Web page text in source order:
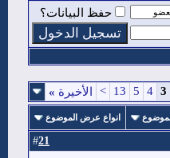
حفظ البيانات؟
3
4
5
13
> الأخيرة »
انواع عرض الموضوع
21